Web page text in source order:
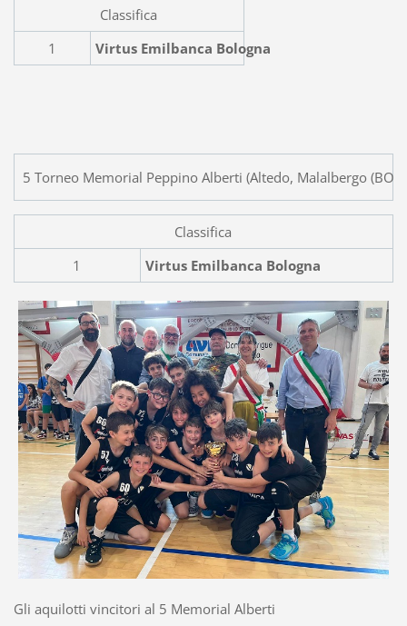
Classifica
1
Virtus Emilbanca Bologna
5 Torneo Memorial Peppino Alberti (Altedo, Malalbergo
Classifica
1
Virtus Emilbanca Bologna
Gli aquilotti vincitori al 5 Memorial Alberti